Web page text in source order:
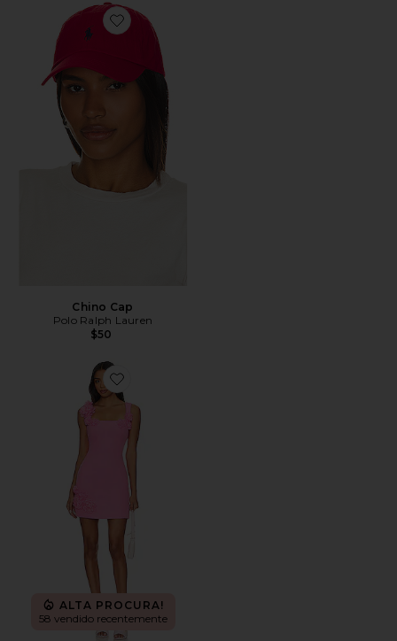
Favorite Chino Cap
Chino Cap
Polo Ralph Lauren
$50
Favorite Trompe Dress
ALTA PROCURA!
58 vendido recentemente